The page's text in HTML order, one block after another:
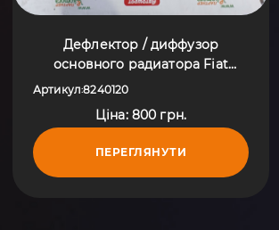
Дефлектор / диффузор
основного радиатора Fiat
Ducato II (1994-2006) 8240120
Артикул:8240120
Ціна: 800 грн.
ПЕРЕГЛЯНУТИ